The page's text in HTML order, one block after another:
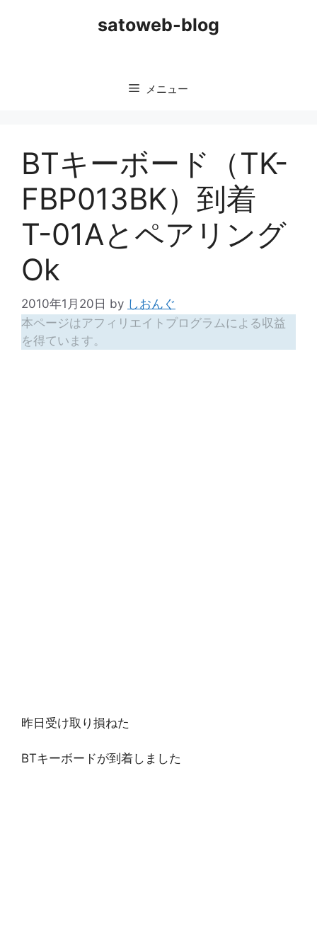
satoweb-blog
メニュー
BTキーボード（TK-
FBP013BK）到着
T-01Aとペアリング
Ok
2010年1月20日 by しおんぐ
本ページはアフィリエイトプログラムによる収益
を得ています。
昨日受け取り損ねた
BTキーボードが到着しました